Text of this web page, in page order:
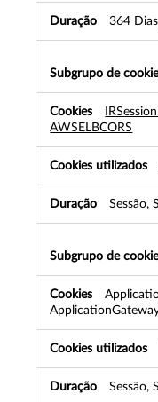
n
e
i
s
364
AWSELBCORS
Sessão,
Sessão,